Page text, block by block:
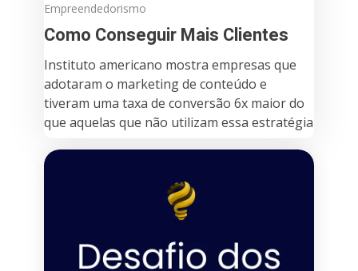
Empreendedorismo
Como Conseguir Mais Clientes
Instituto americano mostra empresas que
adotaram o marketing de conteúdo e
tiveram uma taxa de conversão 6x maior do
que aquelas que não utilizam essa estratégia